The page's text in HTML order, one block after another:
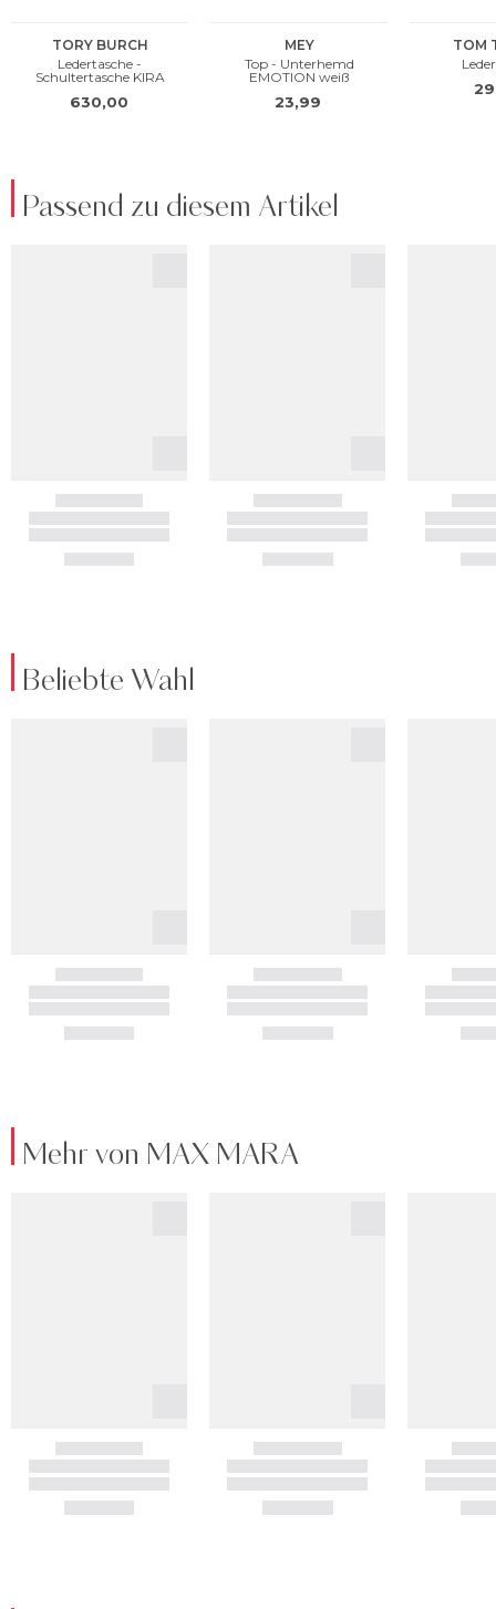
Passend zu diesem Artikel
Beliebte Wahl
Mehr von MAX MARA